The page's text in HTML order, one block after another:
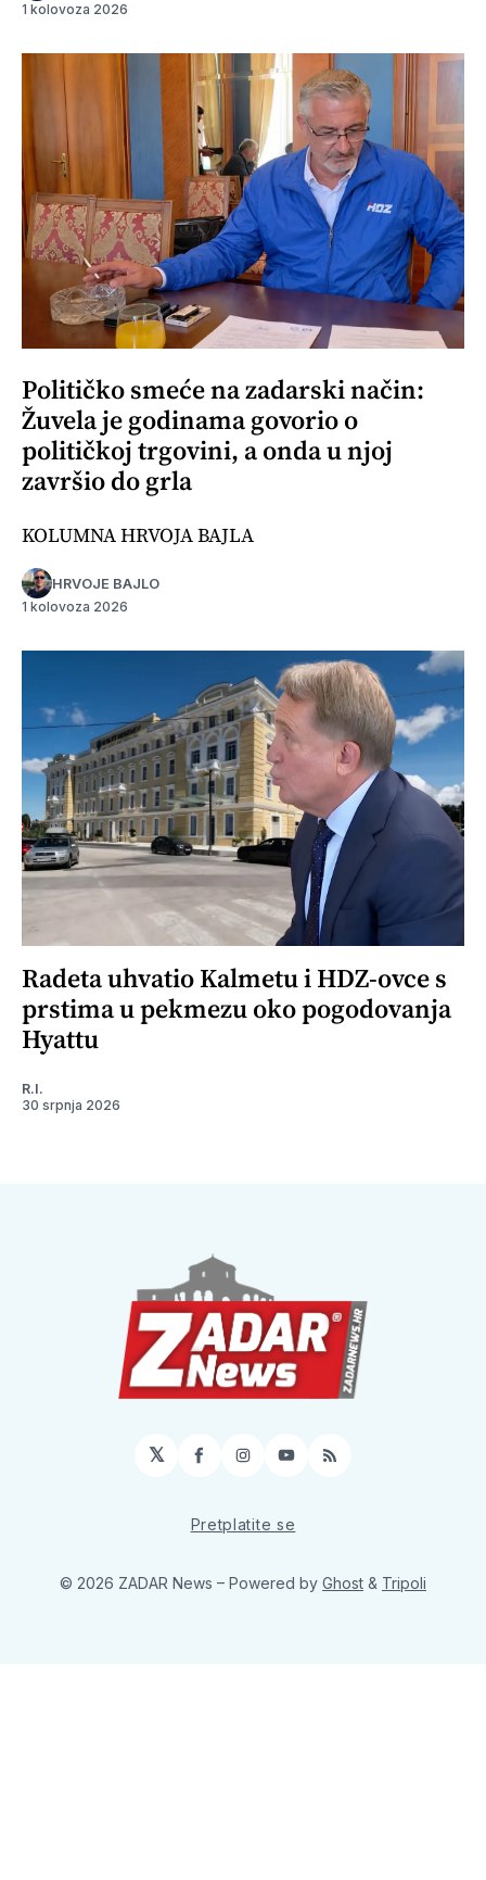
1 kolovoza 2026
Političko smeće na zadarski način:
Žuvela je godinama govorio o
političkoj trgovini, a onda u njoj
završio do grla
KOLUMNA HRVOJA BAJLA
HRVOJE BAJLO
1 kolovoza 2026
Radeta uhvatio Kalmetu i HDZ-ovce s
prstima u pekmezu oko pogodovanja
Hyattu
R.I.
30 srpnja 2026
𝕏 Facebook
Instagram
YouTube
RSS
Pretplatite se
© 2026 ZADAR News – Powered by Ghost & Tripoli